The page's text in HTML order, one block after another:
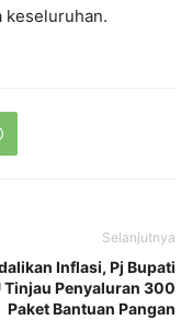
keseluruhan.
Selanjutnya
Inflasi, Pj Bupati
Tinjau Penyaluran 300
Paket Bantuan Pangan